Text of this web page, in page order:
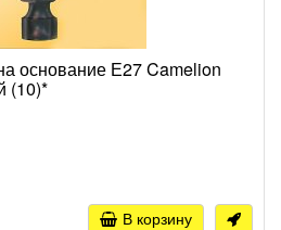
основание Е27 Camelion
(10)*
В корзину